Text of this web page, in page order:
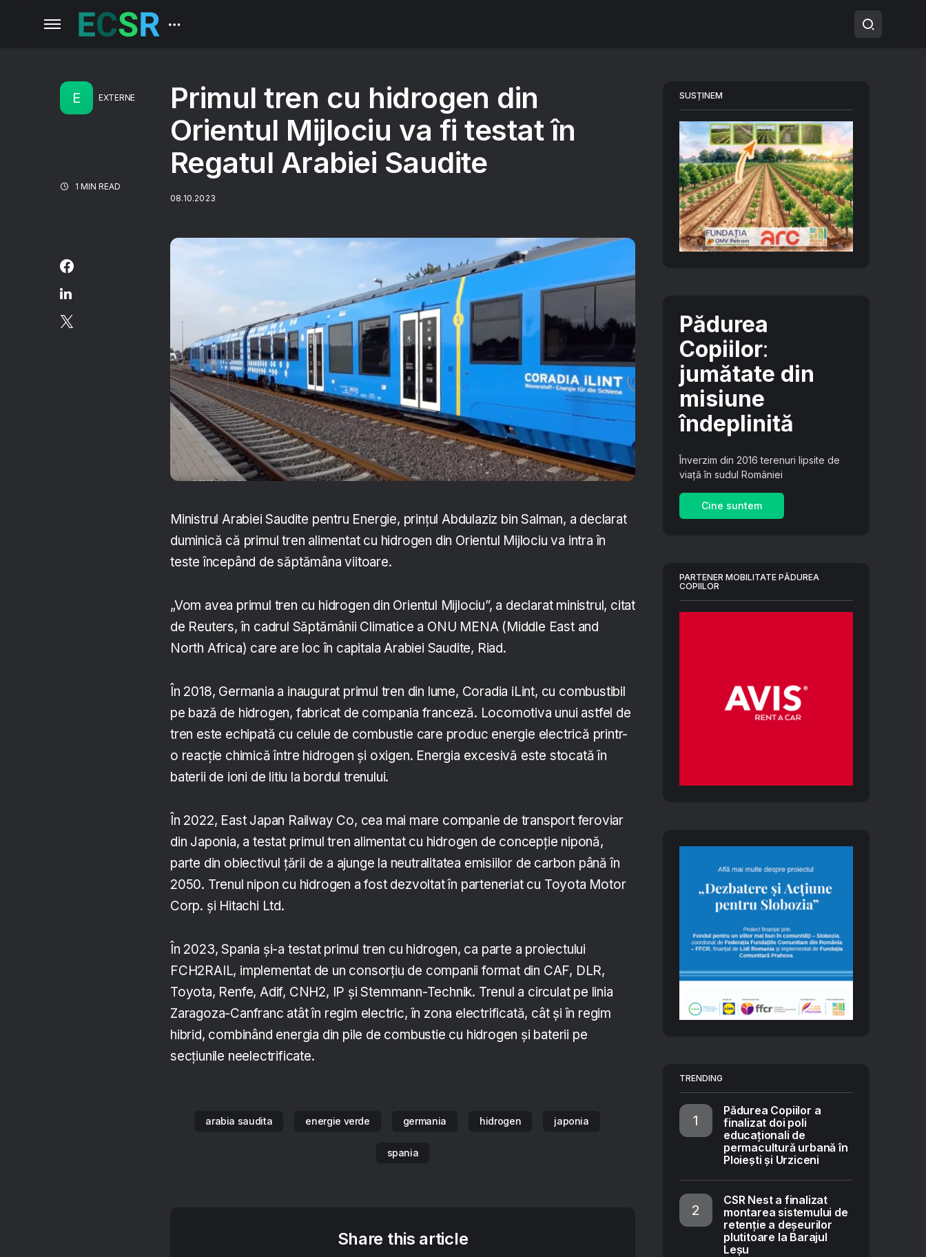
E EXTERNE
1 MIN READ
Primul tren cu hidrogen din
Orientul Mijlociu va fi testat în
Regatul Arabiei Saudite
08.10.2023
Ministrul Arabiei Saudite pentru Energie, prințul Abdulaziz bin Salman, a declarat
duminică că primul tren alimentat cu hidrogen din Orientul Mijlociu va intra în
teste începând de săptămâna viitoare.
„Vom avea primul tren cu hidrogen din Orientul Mijlociu”, a declarat ministrul, citat
de Reuters, în cadrul Săptămânii Climatice a ONU MENA (Middle East and
North Africa) care are loc în capitala Arabiei Saudite, Riad.
În 2018, Germania a inaugurat primul tren din lume, Coradia iLint, cu combustibil
pe bază de hidrogen, fabricat de compania franceză. Locomotiva unui astfel de
tren este echipată cu celule de combustie care produc energie electrică printr-
o reacţie chimică între hidrogen şi oxigen. Energia excesivă este stocată în
baterii de ioni de litiu la bordul trenului.
În 2022, East Japan Railway Co, cea mai mare companie de transport feroviar
din Japonia, a testat primul tren alimentat cu hidrogen de concepție niponă,
parte din obiectivul țării de a ajunge la neutralitatea emisiilor de carbon până în
2050. Trenul nipon cu hidrogen a fost dezvoltat în parteneriat cu Toyota Motor
Corp. și Hitachi Ltd.
În 2023, Spania și-a testat primul tren cu hidrogen, ca parte a proiectului
FCH2RAIL, implementat de un consorțiu de companii format din CAF, DLR,
Toyota, Renfe, Adif, CNH2, IP și Stemmann-Technik. Trenul a circulat pe linia
Zaragoza-Canfranc atât în regim electric, în zona electrificată, cât și în regim
hibrid, combinând energia din pile de combustie cu hidrogen și baterii pe
secțiunile neelectrificate.
arabia saudita energie verde germania hidrogen japonia
spania
Share this article
SUSȚINEM
Pădurea
Copiilor:
jumătate din
misiune
îndeplinită
Înverzim din 2016 terenuri lipsite de
viață în sudul României
Cine suntem
PARTENER MOBILITATE PĂDUREA
COPIILOR
TRENDING
Pădurea Copiilor a
finalizat doi poli
educaționali de
permacultură urbană în
Ploiești și Urziceni
CSR Nest a finalizat
montarea sistemului de
retenție a deșeurilor
plutitoare la Barajul
Leșu